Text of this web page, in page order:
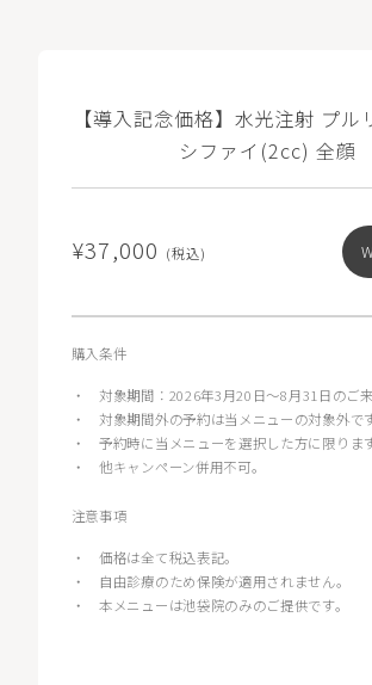
【導入記念価格】水光注射 プル
シファイ(2cc) 全顔
¥37,000 (税込)
購入条件
・ 対象期間：2026年3月20日〜8月31日のご来
・ 対象期間外の予約は当メニューの対象外です
・予約時に当メニューを選択した方に限ります
・他キャンペーン併用不可。
注意事項
・価格は全て税込表記。
・
自由診療のため保険が適用されません。
・本メニューは池袋院のみのご提供です。